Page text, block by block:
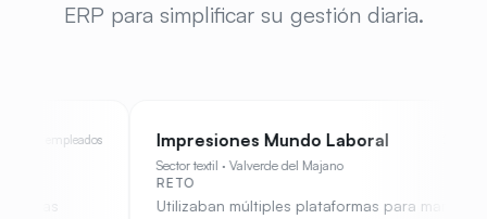
ERP para simplificar su gestión diaria.
Impresiones Mundo Laboral 27 empleados
Valverde del Majano
Utilizaban múltiples plataformas para marketing,
La